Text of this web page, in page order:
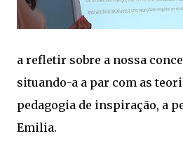
a refletir sobre a nossa
situando-a a par com as
pedagogia de inspiração, a
Emilia.